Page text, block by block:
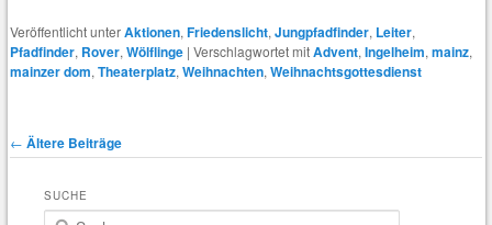
Veröffentlicht unterAktionen,Friedenslicht,Jungpfadfinder, Leiter,
Pfadfinder, Rover,Wölflinge |Verschlagwortet mitAdvent,Ingelheim,mainz,
mainzer dom,Theaterplatz,Weihnachten,Weihnachtsgottesdienst
Beitragsnavigation
← Ältere Beiträge
SUCHE